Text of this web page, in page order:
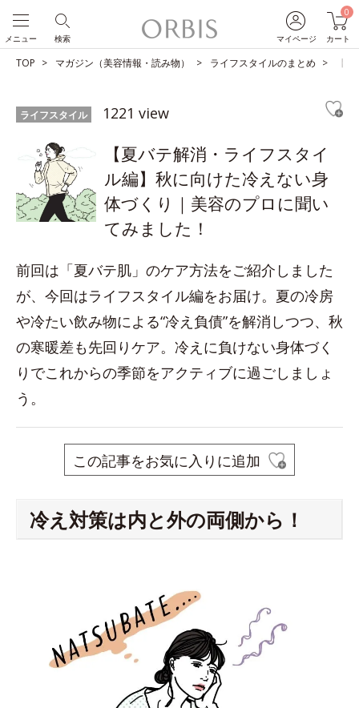
マイページ
0
カート
検索
メニュー
TOP マガジン（美容情報・読み物） ライフスタイルのまとめ 【
ライフスタイル 1221 view
【夏バテ解消・ライフスタイ
ル編】秋に向けた冷えない身
体づくり｜美容のプロに聞い
てみました！
前回は「夏バテ肌」のケア方法をご紹介しました
が、今回はライフスタイル編をお届け。夏の冷房
や冷たい飲み物による“冷え負債”を解消しつつ、秋
の寒暖差も先回りケア。冷えに負けない身体づく
りでこれからの季節をアクティブに過ごしましょ
う。
この記事をお気に入りに追加
冷え対策は内と外の両側から！